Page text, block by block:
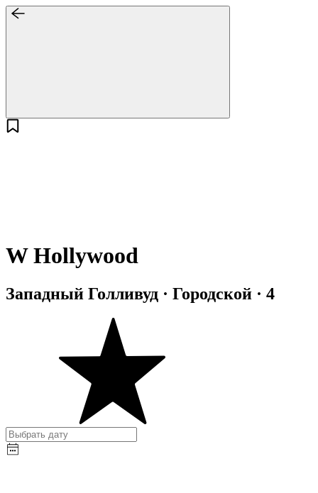
W Hollywood
Западный Голливуд · Городской · 4